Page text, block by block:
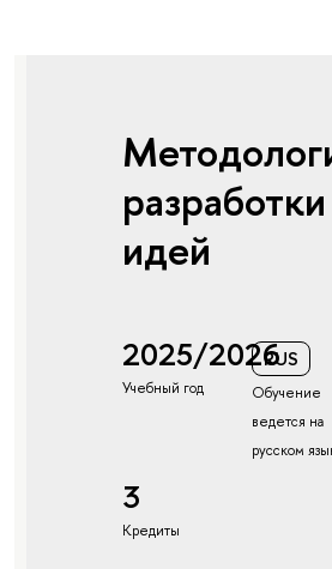
разработки
идей
2025/2026
Учебный год
RUS
Обучение
ведется на
русском
3
Кредиты